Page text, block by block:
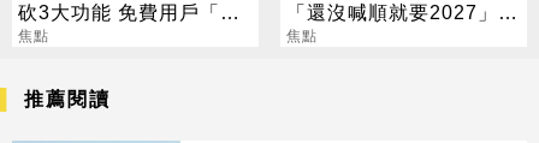
砍3大功能 免費用戶「這
好康」不能用了
焦點
「還沒喊順就要2027」
這句最狠超恐怖
焦點
推薦閱讀